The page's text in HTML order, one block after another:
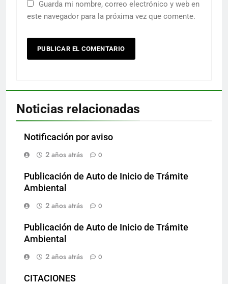
Guarda mi nombre, correo electrónico y web en
este navegador para la próxima vez que comente.
Noticias relacionadas
Notificación por aviso
2 años atrás
0
Publicación de Auto de Inicio de Trámite
Ambiental
2 años atrás
0
Publicación de Auto de Inicio de Trámite
Ambiental
2 años atrás
0
CITACIONES